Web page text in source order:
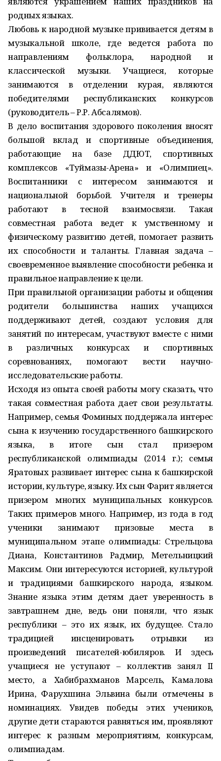
родных языках.
Любовь к народной музыке прививается детям в
музыкальной школе, где ведется работа по
направлениям фольклора, народной и
классической музыки. Учащиеся, которые
занимаются в отделении курая, являются
победителями республиканских конкурсов
(руководитель – Р.Р. Абсалямов).
В дело воспитания здорового поколения вносят
большой вклад и спортивные объединения,
работающие на базе ДДЮТ, спортивных
комплексов «Туймазы-Арена» и «Олимпиец».
Воспитанники с интересом занимаются и
национальной борьбой. Учителя и тренеры
работают в тесной взаимосвязи. Такая
совместная работа ведет к умственному и
физическому развитию детей, помогает развить
их способности и таланты. Главная задача –
своевременное выявление способности ребенка и
правильное направление к цели.
При правильной организации работы и общения
родители большинства наших учащихся
поддерживают детей, создают условия для
занятий по интересам, участвуют вместе с ними
в различных конкурсах и спортивных
соревнованиях, помогают вести научно-
исследовательские работы.
Исходя из опыта своей работы могу сказать, что
такая совместная работа дает свои результаты.
Например, семья Фоминых поддержала интерес
сына к изучению государственного башкирского
языка, в итоге сын стал призером
республиканской олимпиады (2014 г.); семья
Яратовых развивает интерес сына к башкирской
истории, культуре, языку. Их сын Фарит является
призером многих муниципальных конкурсов.
Таких примеров много. Например, из года в год
ученики занимают призовые места в
муниципальном этапе олимпиады: Стрельцова
Диана, Константинов Радмир, Метельницкий
Максим. Они интересуются историей, культурой
и традициями башкирского народа, языком.
Знание языка этим детям дает уверенность в
завтрашнем дне, ведь они поняли, что язык
республики – это их язык, их будущее. Стало
традицией инсценировать отрывки из
произведений писателей-юбиляров. И здесь
учащиеся не уступают – коллектив занял II
место, а Хабибрахманов Марсель, Камалова
Ирина, Фарухшина Эльвина были отмечены в
номинациях. Увидев победы этих учеников,
другие дети стараются равняться им, проявляют
интерес к разным мероприятиям, конкурсам,
олимпиадам.